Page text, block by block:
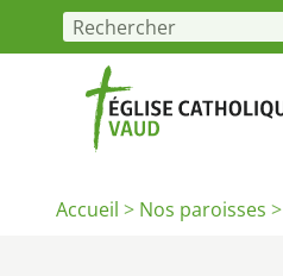
Accueil > Nos paroisses >